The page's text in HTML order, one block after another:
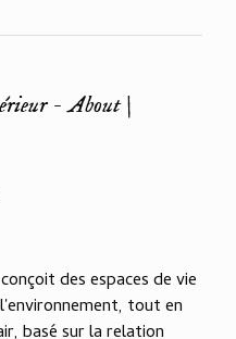
- About |
des espaces de vie
tout en